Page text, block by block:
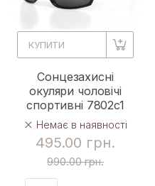
КУПИТИ
Сонцезахисні
окуляри чоловічі
спортивні 7802c1
Немає в наявності
495.00 грн.
990.00 грн.